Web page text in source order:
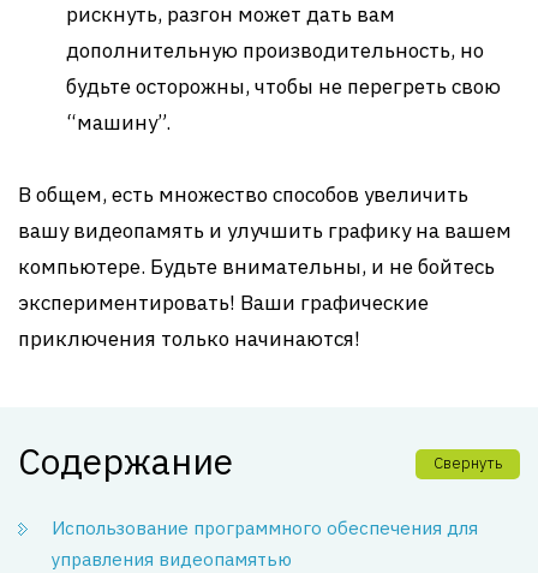
рискнуть, разгон может дать вам
дополнительную производительность, но
будьте осторожны, чтобы не перегреть свою
“машину”.
В общем, есть множество способов увеличить
вашу видеопамять и улучшить графику на вашем
компьютере. Будьте внимательны, и не бойтесь
экспериментировать! Ваши графические
приключения только начинаются!
Содержание Свернуть
Использование программного обеспечения для
управления видеопамятью